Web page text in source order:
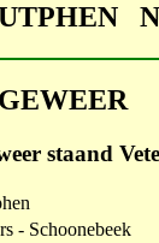
GEWEER
staand
- Schoonebeek